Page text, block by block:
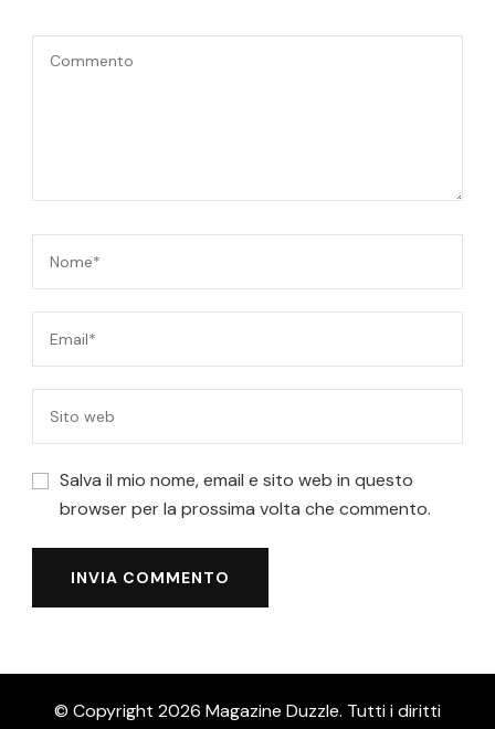
Salva il mio nome, email e sito web in questo
browser per la prossima volta che commento.
© Copyright 2026 Magazine Duzzle. Tutti i diritti